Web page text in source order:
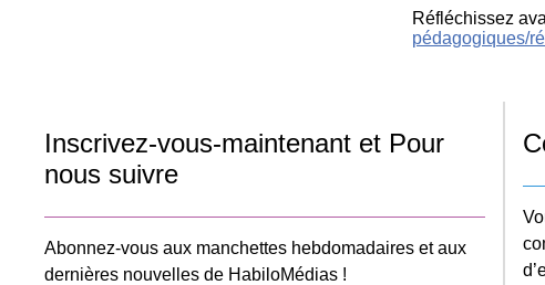
Réfléchissez
pédagogiques/
Inscrivez-vous-maintenant et Pour
nous suivre
Abonnez-vous aux manchettes hebdomadaires et aux
dernières nouvelles de HabiloMédias !